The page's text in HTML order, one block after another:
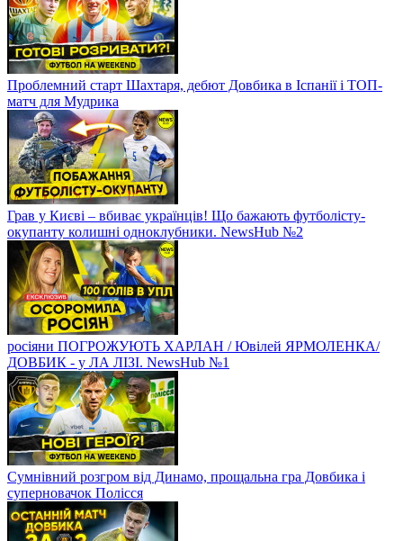
Проблемний старт Шахтаря, дебют Довбика в Іспанії і ТОП-
матч для Мудрика
Грав у Києві – вбиває українців! Що бажають футболісту-
окупанту колишні одноклубники. NewsHub №2
росіяни ПОГРОЖУЮТЬ ХАРЛАН / Ювілей ЯРМОЛЕНКА/
ДОВБИК - у ЛА ЛІЗІ. NewsHub №1
Сумнівний розгром від Динамо, прощальна гра Довбика і
суперновачок Полісся